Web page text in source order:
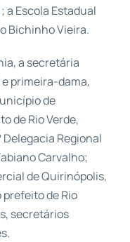
a Escola Estadual
Bichinho Vieira.
a secretária
primeira-dama,
de
de Rio Verde,
Regional
Carvalho;
de Quirinópolis,
de Rio
secretários